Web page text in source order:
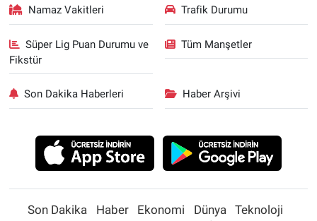
Namaz Vakitleri Trafik Durumu
Süper Lig Puan Durumu ve
Fikstür
Tüm Manşetler
Son Dakika Haberleri Haber Arşivi
Son Dakika Haber Ekonomi Dünya
Teknoloji